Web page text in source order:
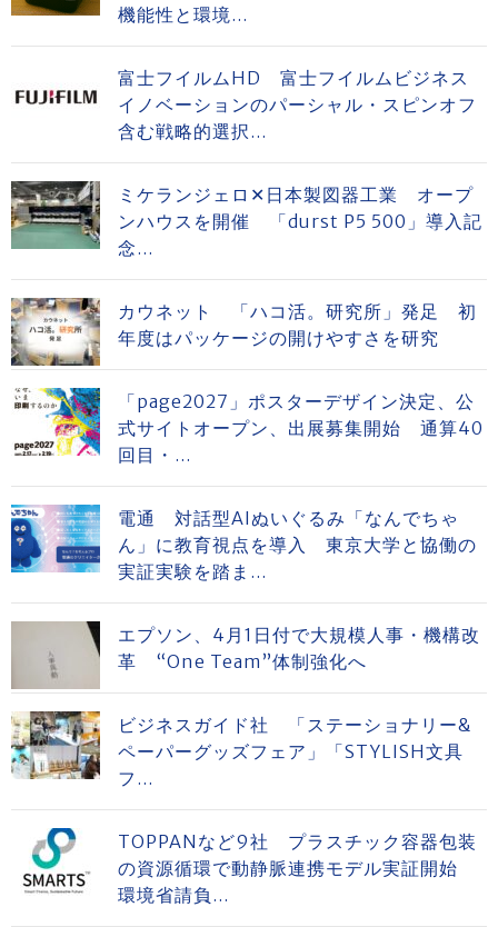
機能性と環境...
富士フイルムHD 富士フイルムビジネス
イノベーションのパーシャル・スピンオフ
含む戦略的選択...
ミケランジェロ✕日本製図器工業 オープ
ンハウスを開催 「durst P5 500」導入記
念...
カウネット 「ハコ活。研究所」発足 初
年度はパッケージの開けやすさを研究
「page2027」ポスターデザイン決定、公
式サイトオープン、出展募集開始 通算40
回目・...
電通 対話型AIぬいぐるみ「なんでちゃ
ん」に教育視点を導入 東京大学と協働の
実証実験を踏ま...
エプソン、4月1日付で大規模人事・機構改
革 “One Team”体制強化へ
ビジネスガイド社 「ステーショナリー&
ペーパーグッズフェア」「STYLISH文具
フ...
TOPPANなど9社 プラスチック容器包装
の資源循環で動静脈連携モデル実証開始
環境省請負...